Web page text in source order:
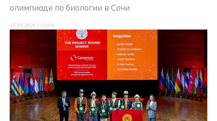
олимпиаде по биологии в Сочи
25.05.2026 | 12:04